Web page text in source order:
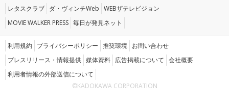
レタスクラブ ダ・ヴィンチWeb WEBザテレビジョン
MOVIE WALKER PRESS 毎日が発見ネット
利用規約 プライバシーポリシー 推奨環境 お問い合わせ
プレスリリース・情報提供 媒体資料 広告掲載について 会社概要
利用者情報の外部送信について
©KADOKAWA CORPORATION